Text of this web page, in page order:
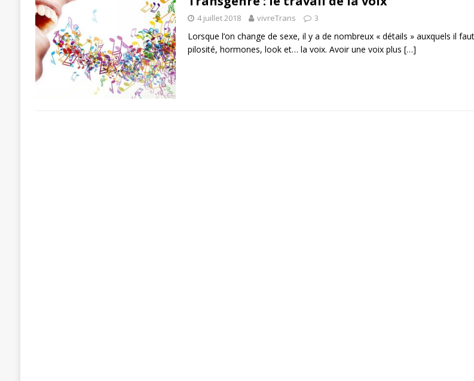
4 juillet 2018 vivreTrans 3
Lorsque l’on change de sexe, il y a de nombreux « détails » auxquels il
pilosité, hormones, look et… la voix. Avoir une voix plus […]